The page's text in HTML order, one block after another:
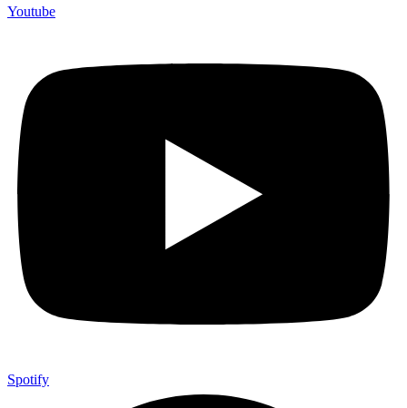
Youtube
Spotify